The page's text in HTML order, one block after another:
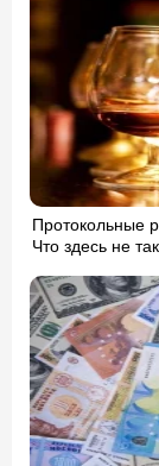
Протокольные
Что здесь не